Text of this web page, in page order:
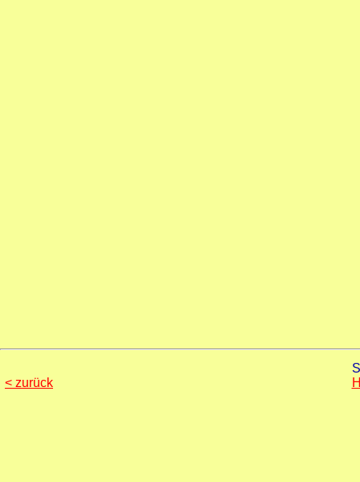
< zurück